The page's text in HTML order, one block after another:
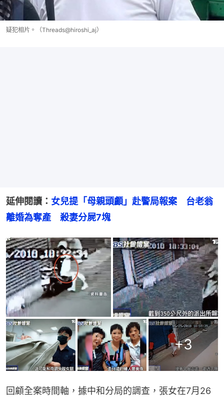
疑犯相片。（Threads@hiroshi_aj）
延伸閱讀： 女兒提「母親頭顱」赴警局報案　台老翁
離婚為奪產　殺妻分屍7塊
+3
回顧全案時間軸，據中和分局的調查，張女在7月26